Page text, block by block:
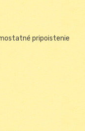
pripoistenie